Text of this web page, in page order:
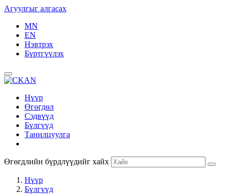
Агуулгыг алгасах
MN
EN
Нэвтрэх
Бүртгүүлэх
Нүүр
Өгөгдөл
Сэдвүүд
Бүлгүүд
Танилцуулга
Өгөгдлийн бүрдлүүдийг хайх
Нүүр
Бүлгүүд